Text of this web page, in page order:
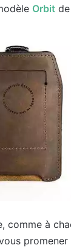
Orbit de
comme à